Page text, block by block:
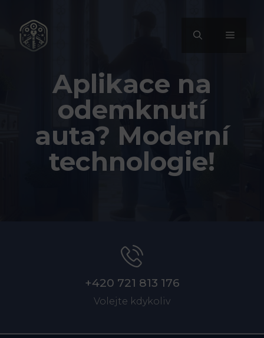
obsah
MENU
Aplikace na
odemknutí
auta? Moderní
technologie!
+420 721 813 176
Volejte kdykoliv